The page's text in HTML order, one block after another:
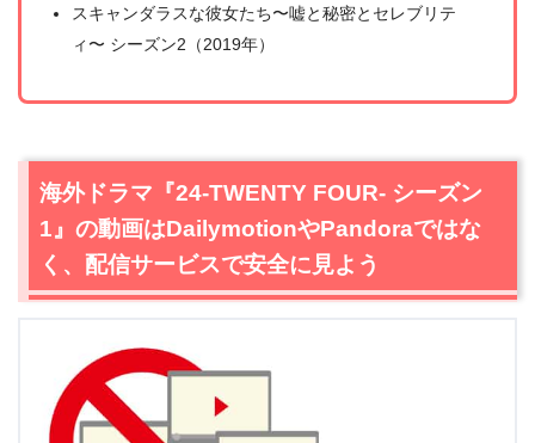
スキャンダラスな彼女たち〜嘘と秘密とセレブリテ
ィ〜 シーズン2（2019年）
海外ドラマ『24-TWENTY FOUR- シーズン
1』の動画はDailymotionやPandoraではな
く、配信サービスで安全に見よう